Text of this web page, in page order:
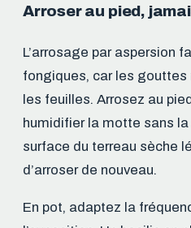
Arroser au pied,
L’arrosage par aspersion
fongiques, car les
les feuilles. Arrosez au
humidifier la motte sans
surface du terreau sèche
d’arroser de nouveau.
En pot, adaptez la